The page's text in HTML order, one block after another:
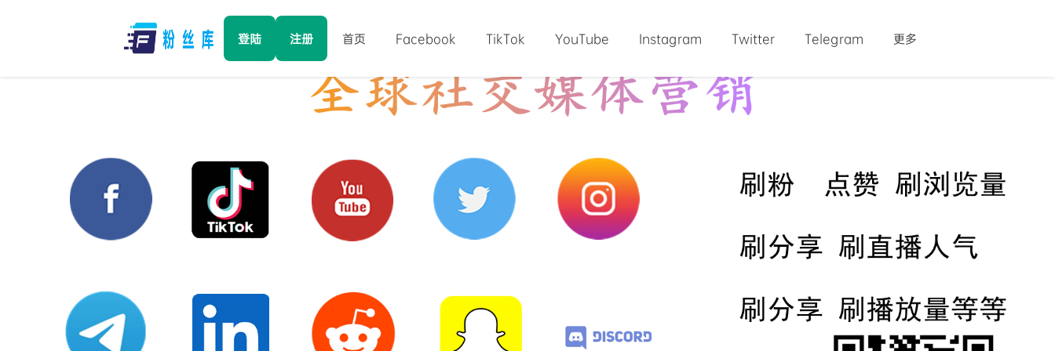
登陆 注册 首页 Facebook TikTok YouTube Instagram Twitter Telegram 更多